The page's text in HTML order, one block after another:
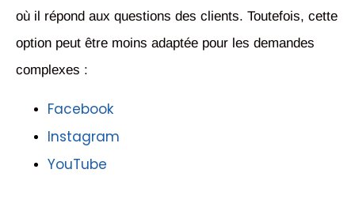
où il répond aux questions des clients. Toutefois, cette
option peut être moins adaptée pour les demandes
complexes :
Facebook
Instagram
YouTube